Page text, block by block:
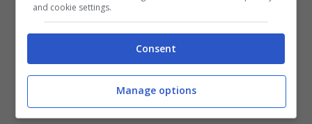
sapere che posizione prenderanno alcune delle
principali forze politiche del nostro Paese durante
la campagna elettorale.Per ora nel fronte dei
contrari alla riforma rientra sicuramente +Europa
di Emma Bonino, che fin dall’inizio si è detta
and cookie settings.
Consent
Manage options